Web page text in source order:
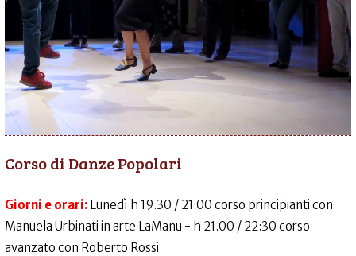
Corso di Danze Popolari
Giorni e orari: Lunedì h 19.30 / 21:00 corso principianti con
Manuela Urbinati in arte LaManu - h 21.00 / 22:30 corso
avanzato con Roberto Rossi